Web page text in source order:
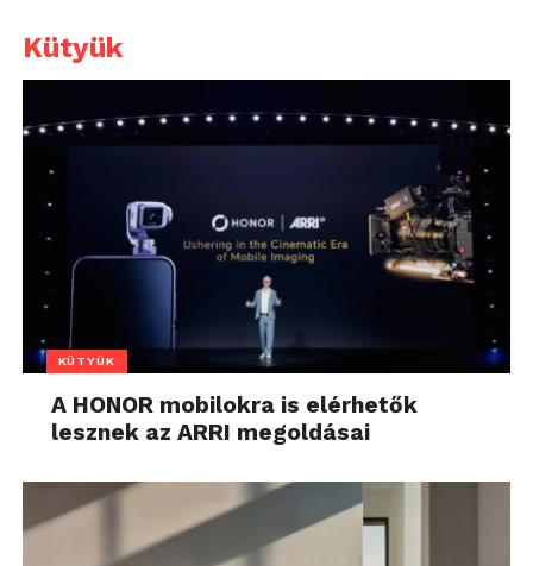
Kütyük
KÜTYÜK
A HONOR mobilokra is elérhetők
lesznek az ARRI megoldásai